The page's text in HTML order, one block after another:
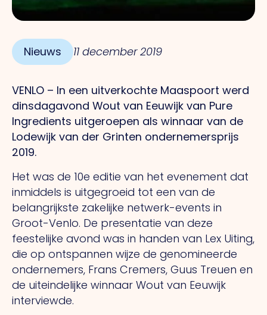
Nieuws 11 december 2019
VENLO – In een uitverkochte Maaspoort werd
dinsdagavond Wout van Eeuwijk van Pure
Ingredients uitgeroepen als winnaar van de
Lodewijk van der Grinten ondernemersprijs
2019.
Het was de 10e editie van het evenement dat
inmiddels is uitgegroeid tot een van de
belangrijkste zakelijke netwerk-events in
Groot-Venlo. De presentatie van deze
feestelijke avond was in handen van Lex Uiting,
die op ontspannen wijze de genomineerde
ondernemers, Frans Cremers, Guus Treuen en
de uiteindelijke winnaar Wout van Eeuwijk
interviewde.